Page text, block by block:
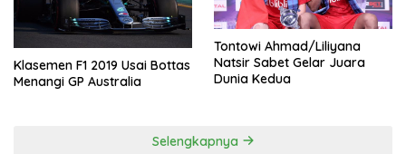
Klasemen F1 2019 Usai Bottas
Menangi GP Australia
Tontowi Ahmad/Liliyana
Natsir Sabet Gelar Juara
Dunia Kedua
Selengkapnya